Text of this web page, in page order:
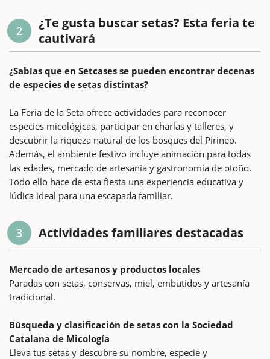
2
¿Te gusta buscar setas? Esta feria te
cautivará
¿Sabías que en Setcases se pueden encontrar decenas
de especies de setas distintas?
La Feria de la Seta ofrece actividades para reconocer
especies micológicas, participar en charlas y talleres, y
descubrir la riqueza natural de los bosques del Pirineo.
Además, el ambiente festivo incluye animación para todas
las edades, mercado de artesanía y gastronomía de otoño.
Todo ello hace de esta fiesta una experiencia educativa y
lúdica ideal para una escapada familiar.
3 Actividades familiares destacadas
Mercado de artesanos y productos locales
Paradas con setas, conservas, miel, embutidos y artesanía
tradicional.
Búsqueda y clasificación de setas con la Sociedad
Catalana de Micología
Lleva tus setas y descubre su nombre, especie y